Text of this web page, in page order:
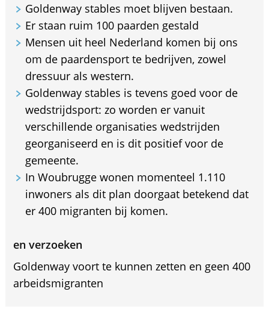
Goldenway stables moet blijven bestaan.
Er staan ruim 100 paarden gestald
Mensen uit heel Nederland komen bij ons
om de paardensport te bedrijven, zowel
dressuur als western.
Goldenway stables is tevens goed voor de
wedstrijdsport: zo worden er vanuit
verschillende organisaties wedstrijden
georganiseerd en is dit positief voor de
gemeente.
In Woubrugge wonen momenteel 1.110
inwoners als dit plan doorgaat betekend dat
er 400 migranten bij komen.
en verzoeken
Goldenway voort te kunnen zetten en geen 400
arbeidsmigranten